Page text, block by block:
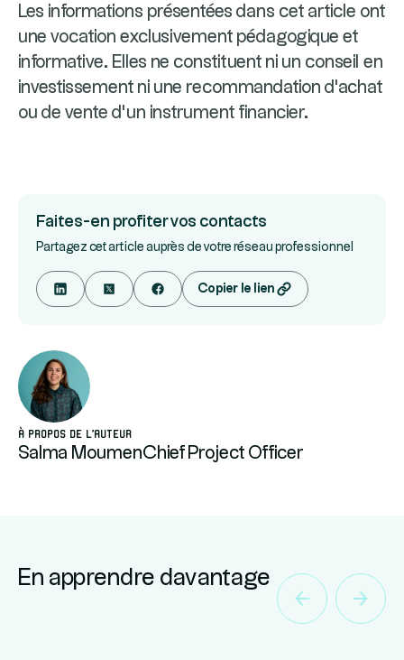
Les informations présentées dans cet article ont
une vocation exclusivement pédagogique et
informative. Elles ne constituent ni un conseil en
investissement ni une recommandation d'achat
ou de vente d'un instrument financier.
Faites-en profiter vos contacts
Partagez cet article auprès de votre réseau professionnel
Copier le lien
À propos de l'auteur
Salma MoumenChief Project Officer
En apprendre davantage